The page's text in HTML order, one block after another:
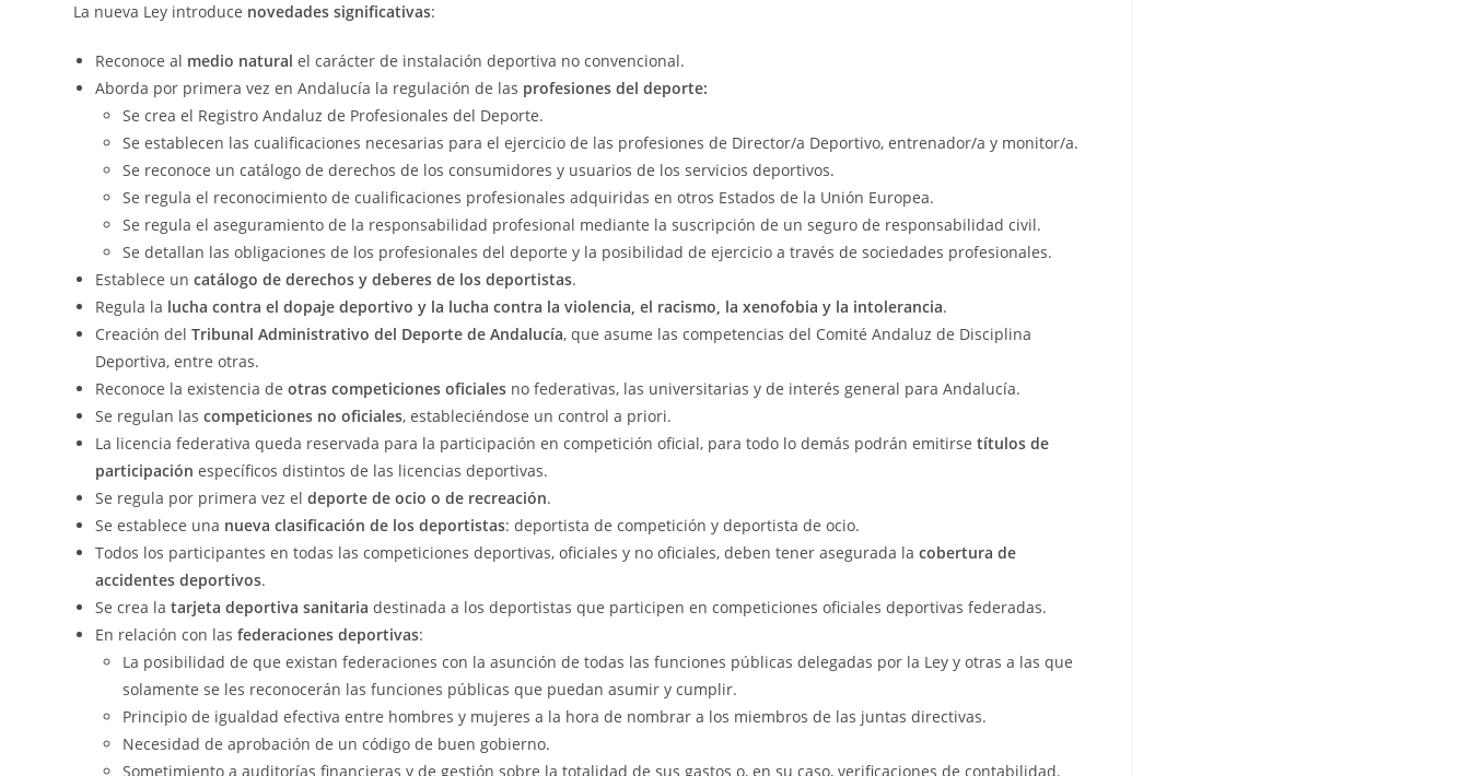
La nueva Ley introduce novedades significativas:
Reconoce al medio natural el carácter de instalación deportiva no convencional.
Aborda por primera vez en Andalucía la regulación de las profesiones del deporte:
Se crea el Registro Andaluz de Profesionales del Deporte.
Se establecen las cualificaciones necesarias para el ejercicio de las profesiones de Director/a Deportivo, entrenador/a y monitor/a.
Se reconoce un catálogo de derechos de los consumidores y usuarios de los servicios deportivos.
Se regula el reconocimiento de cualificaciones profesionales adquiridas en otros Estados de la Unión Europea.
Se regula el aseguramiento de la responsabilidad profesional mediante la suscripción de un seguro de responsabilidad civil.
Se detallan las obligaciones de los profesionales del deporte y la posibilidad de ejercicio a través de sociedades profesionales.
Establece uncatálogo de derechos y deberes de los deportistas.
Regula la lucha contra el dopaje deportivo y la lucha contra la violencia, el racismo, la xenofobia y la intolerancia.
Creación delTribunal Administrativo del Deporte de Andalucía, que asume las competencias del Comité Andaluz de Disciplina
Deportiva, entre otras.
Reconoce la existencia de otras competiciones oficiales no federativas, las universitarias y de interés general para Andalucía.
Se regulan lascompeticiones no oficiales, estableciéndose un control a priori.
La licencia federativa queda reservada para la participación en competición oficial, para todo lo demás podrán emitirsetítulos de
participación específicos distintos de las licencias deportivas.
Se regula por primera vez eldeporte de ocio o de recreación.
Se establece una nueva clasificación de los deportistas: deportista de competición y deportista de ocio.
Todos los participantes en todas las competiciones deportivas, oficiales y no oficiales, deben tener asegurada lacobertura de
accidentes deportivos.
Se crea latarjeta deportiva sanitaria destinada a los deportistas que participen en competiciones oficiales deportivas federadas.
En relación con lasfederaciones deportivas:
La posibilidad de que existan federaciones con la asunción de todas las funciones públicas delegadas por la Ley y otras a las que
solamente se les reconocerán las funciones públicas que puedan asumir y cumplir.
Principio de igualdad efectiva entre hombres y mujeres a la hora de nombrar a los miembros de las juntas directivas.
Necesidad de aprobación de un código de buen gobierno.
Sometimiento a auditorías financieras y de gestión sobre la totalidad de sus gastos o, en su caso, verificaciones de contabilidad.